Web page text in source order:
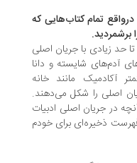
تمام کتاب‌هایی که
با جریان اصلی
شایسته و دانا
مانند خانه
را شکل می‌دهند.
اصلی ادبیات
برای خودم